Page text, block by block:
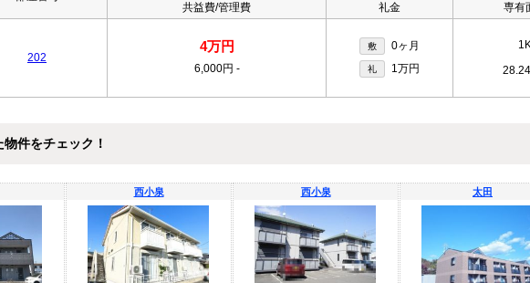
共益費/管理費
礼金
専有
202
4万円
6,000円 -
敷 0ヶ月
礼 1万円
件をチェック！
西小泉 西小泉 太田